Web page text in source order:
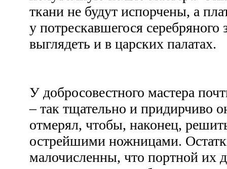
ткани не будут испорчены, а
у потрескавшегося серебряного
выглядеть и в царских палатах.
У добросовестного мастера
– так тщательно и придирчиво
отмерял, чтобы, наконец,
острейшими ножницами.
малочисленны, что портной их